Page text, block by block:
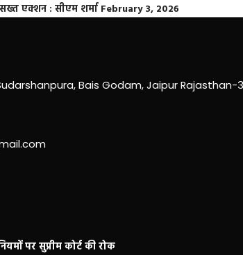
सख्त एक्शन : सीएम शर्मा February 3, 2026
Bais Godam, Jaipur Rajasthan-
पर सुप्रीम कोर्ट की रोक